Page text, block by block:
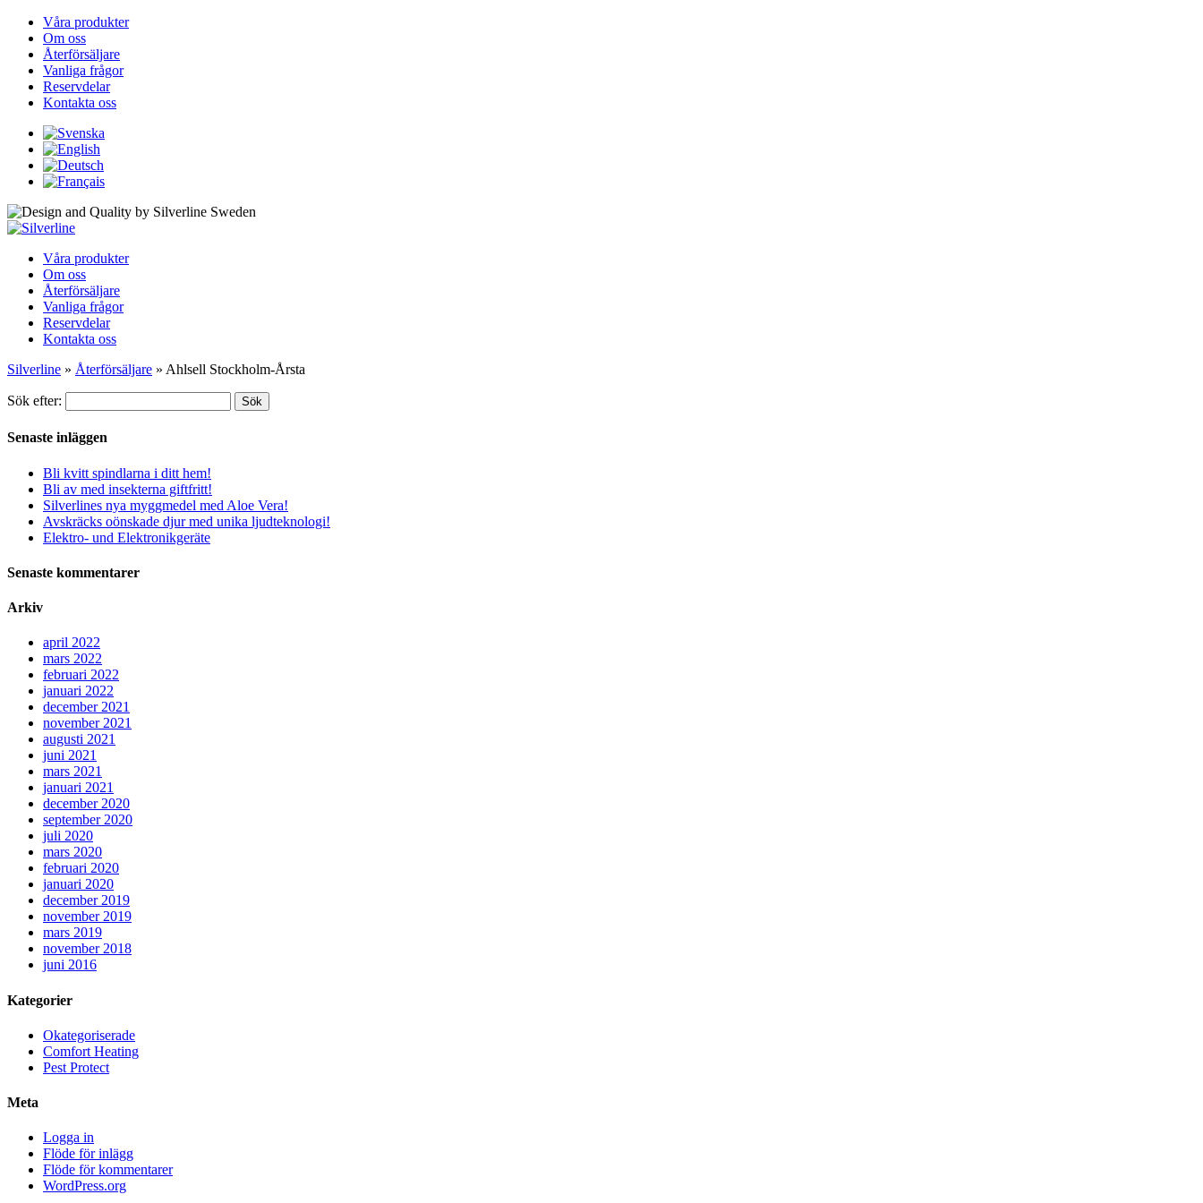
Våra produkter
Om oss
Återförsäljare
Vanliga frågor
Reservdelar
Kontakta oss
Våra produkter
Om oss
Återförsäljare
Vanliga frågor
Reservdelar
Kontakta oss
Silverline » Återförsäljare » Ahlsell Stockholm-Årsta
Sök efter: Sök
Senaste inläggen
Bli kvitt spindlarna i ditt hem!
Bli av med insekterna giftfritt!
Silverlines nya myggmedel med Aloe Vera!
Avskräcks oönskade djur med unika ljudteknologi!
Elektro- und Elektronikgeräte
Senaste kommentarer
Arkiv
april 2022
mars 2022
februari 2022
januari 2022
december 2021
november 2021
augusti 2021
juni 2021
mars 2021
januari 2021
december 2020
september 2020
juli 2020
mars 2020
februari 2020
januari 2020
december 2019
november 2019
mars 2019
november 2018
juni 2016
Kategorier
Okategoriserade
Comfort Heating
Pest Protect
Meta
Logga in
Flöde för inlägg
Flöde för kommentarer
WordPress.org